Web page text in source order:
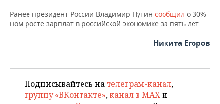
ОТКРЫТАЯ ЛЕКЦИЯ
БАСКЕТБОЛ
ФИГУРНОЕ КАТАНИЕ
ИНФРАСТРУКТУРА
МЕДИЦИНА
СПРАВОЧНИК
Ранее президент России Владимир Путин сообщил о 30%-
ном росте зарплат в российской экономике за пять лет.
Никита Егоров
Подписывайтесь на телеграм-канал,
группу «ВКонтакте»,канал в MAXи